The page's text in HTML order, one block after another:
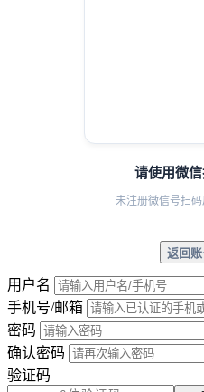
请使用微
未注册微信号扫
返回
用户名
手机号/邮箱
密码
确认密码
验证码